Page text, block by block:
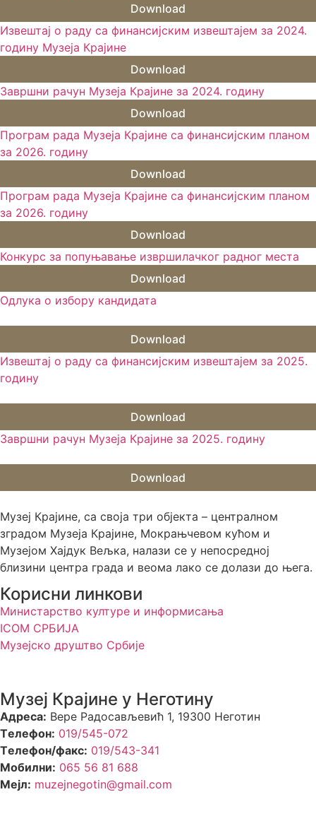
Download
Извештај о раду са финансијским извештајем за 2024.
годину Музеја Крајине
Download
Завршни рачун Музеја Крајине за 2024. годину
Download
Програм рада Музеја Крајине са финансијским планом
за 2026. годину
Download
Програм рада Музеја Крајине са финансијским планом
за 2026. годину
Download
Конкурс за попуњавање извршилачког радног места
Download
Одлука о избору кандидата
Download
Извештај о раду са финансијским извештајем за 2025.
годину
Download
Завршни рачун Музеја Крајине за 2025. годину
Download
Музеј Крајине, са своја три објекта – централном
зградом Музеја Крајине, Мокрањчевом кућом и
Музејом Хајдук Вељка, налази се у непосредној
близини центра града и веома лако се долази до њега.
Корисни линкови
Министарство културе и информисања
ICOM СРБИЈА
Музејско друштво Србије
Музеј Крајине у Неготину
Aдреса: Вере Радосављевић 1, 19300 Неготин
Tелефон: 019/545-072
Tелефон/факс: 019/543-341
Mобилни: 065 56 81 688
Mејл: muzejnegotin@gmail.com